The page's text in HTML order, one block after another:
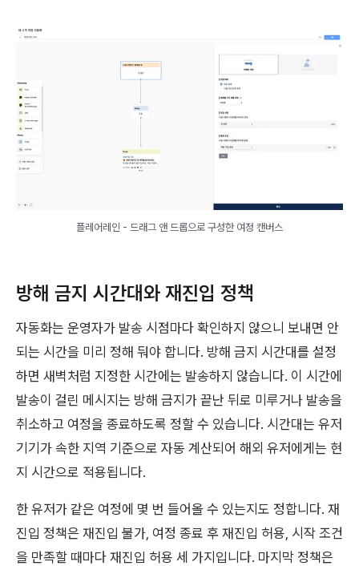
플레어레인 - 드래그 앤 드롭으로 구성한 여정 캔버스
방해 금지 시간대와 재진입 정책
자동화는 운영자가 발송 시점마다 확인하지 않으니 보내면 안
되는 시간을 미리 정해 둬야 합니다. 방해 금지 시간대를 설정
하면 새벽처럼 지정한 시간에는 발송하지 않습니다. 이 시간에
발송이 걸린 메시지는 방해 금지가 끝난 뒤로 미루거나 발송을
취소하고 여정을 종료하도록 정할 수 있습니다. 시간대는 유저
기기가 속한 지역 기준으로 자동 계산되어 해외 유저에게는 현
지 시간으로 적용됩니다.
한 유저가 같은 여정에 몇 번 들어올 수 있는지도 정합니다. 재
진입 정책은 재진입 불가, 여정 종료 후 재진입 허용, 시작 조건
을 만족할 때마다 재진입 허용 세 가지입니다. 마지막 정책은